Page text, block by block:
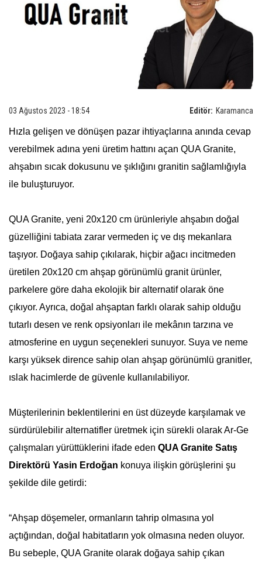
Editör: Karamanca
03 Ağustos 2023 - 18:54
Hızla gelişen ve dönüşen pazar ihtiyaçlarına anında cevap
verebilmek adına yeni üretim hattını açan QUA Granite,
ahşabın sıcak dokusunu ve şıklığını granitin sağlamlığıyla
ile buluşturuyor.
QUA Granite, yeni 20x120 cm ürünleriyle ahşabın doğal
güzelliğini tabiata zarar vermeden iç ve dış mekanlara
taşıyor. Doğaya sahip çıkılarak, hiçbir ağacı incitmeden
üretilen 20x120 cm ahşap görünümlü granit ürünler,
parkelere göre daha ekolojik bir alternatif olarak öne
çıkıyor. Ayrıca, doğal ahşaptan farklı olarak sahip olduğu
tutarlı desen ve renk opsiyonları ile mekânın tarzına ve
atmosferine en uygun seçenekleri sunuyor. Suya ve neme
karşı yüksek dirence sahip olan ahşap görünümlü granitler,
ıslak hacimlerde de güvenle kullanılabiliyor.
Müşterilerinin beklentilerini en üst düzeyde karşılamak ve
sürdürülebilir alternatifler üretmek için sürekli olarak Ar-Ge
çalışmaları yürüttüklerini ifade eden QUA Granite Satış
Direktörü Yasin Erdoğan konuya ilişkin görüşlerini şu
şekilde dile getirdi:
“Ahşap döşemeler, ormanların tahrip olmasına yol
açtığından, doğal habitatların yok olmasına neden oluyor.
Bu sebeple, QUA Granite olarak doğaya sahip çıkan